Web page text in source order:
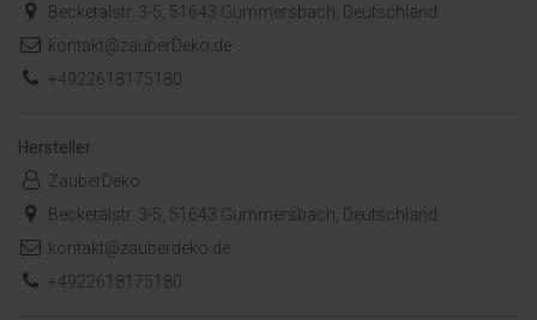
Becketalstr. 3-5, 51643 Gummersbach, Deutschland
kontakt@zauberDeko.de
+4922618175180
Hersteller
ZauberDeko
Becketalstr. 3-5, 51643 Gummersbach, Deutschland
kontakt@zauberdeko.de
+4922618175180